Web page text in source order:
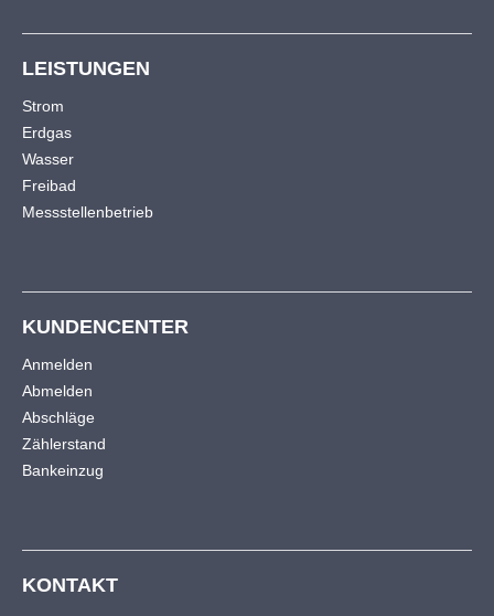
LEISTUNGEN
Strom
Erdgas
Wasser
Freibad
Messstellenbetrieb
KUNDENCENTER
Anmelden
Abmelden
Abschläge
Zählerstand
Bankeinzug
KONTAKT